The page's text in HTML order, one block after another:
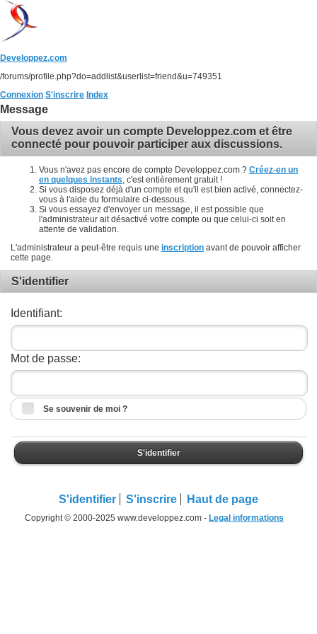
Developpez.com
/forums/profile.php?do=addlist&userlist=friend&u=749351
Connexion S'inscrire Index
Message
Vous devez avoir un compte Developpez.com et être
connecté pour pouvoir participer aux discussions.
Vous n'avez pas encore de compte Developpez.com ? Créez-en un
en quelques instants , c'est entièrement gratuit !
Si vous disposez déjà d'un compte et qu'il est bien activé, connectez-
vous à l'aide du formulaire ci-dessous.
Si vous essayez d'envoyer un message, il est possible que
l'administrateur ait désactivé votre compte ou que celui-ci soit en
attente de validation.
L'administrateur a peut-être requis une inscription avant de pouvoir afficher
cette page.
S'identifier
Identifiant:
Mot de passe:
Se souvenir de moi ?
S'identifier
S'identifier S'inscrire Haut de page
Copyright © 2000-2025 www.developpez.com - Legal informations